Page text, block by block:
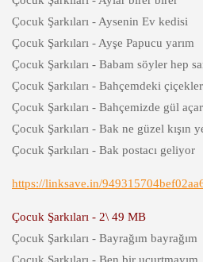
Çocuk Şarkıları - Aysenin Ev kedisi
Çocuk Şarkıları - Ayşe Papucu yarım
Çocuk Şarkıları - Babam söyler hep
Çocuk Şarkıları - Bahçemdeki çiçekler
Çocuk Şarkıları - Bahçemizde gül açar
Çocuk Şarkıları - Bak ne güzel kışın
Çocuk Şarkıları - Bak postacı geliyor
https://linksave.in/
Çocuk Şarkıları - 2\ 49 MB
Çocuk Şarkıları - Bayrağım bayrağım